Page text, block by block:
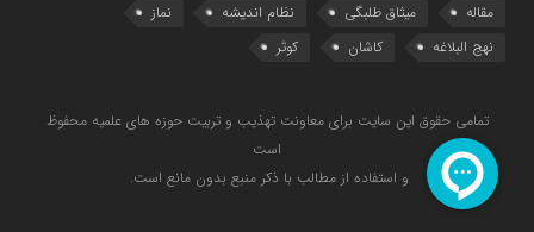
مقاله
میثاق طلبگی نظام اندیشه
نماز
نهج البلاغه
کاشان کوثر
تمامی حقوق این سایت برای معاونت تهذیب و تربیت حوزه های علمیه محفوظ
است
و استفاده از مطالب با ذکر منبع بدون مانع است.